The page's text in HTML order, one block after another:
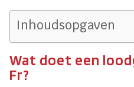
Inhoudsopgaven
Wat doet een
Fr?